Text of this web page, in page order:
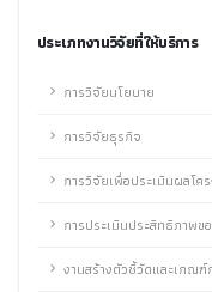
ประเภทงานวิจัยที่ให้บริการ
การวิจัยนโยบาย
การวิจัยธุรกิจ
การวิจัยเพื่อประเมินผลโค
การประเมินประสิทธิภาพข
งานสร้างตัวชี้วัดและเกณฑ์